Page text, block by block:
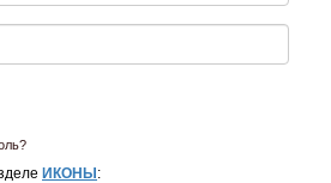
ИКОНЫ :